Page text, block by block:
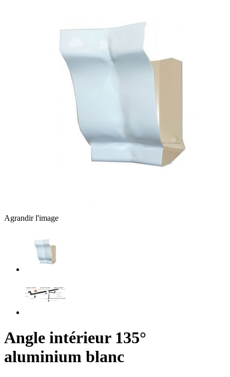
Agrandir l'image
Angle intérieur 135°
aluminium blanc